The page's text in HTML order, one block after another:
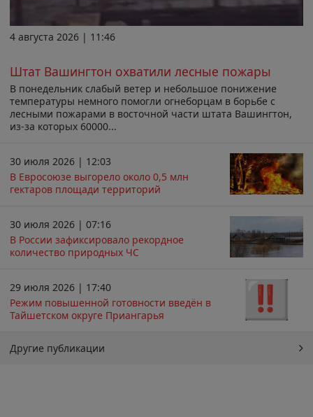
4 августа 2026 | 11:46
Штат Вашингтон охватили лесные пожары
В понедельник слабый ветер и небольшое понижение
температуры немного помогли огнеборцам в борьбе с
лесными пожарами в восточной части штата Вашингтон,
из-за которых 60000...
30 июля 2026 | 12:03
В Евросоюзе выгорело около 0,5 млн
гектаров площади территорий
30 июля 2026 | 07:16
В России зафиксировало рекордное
количество природных ЧС
29 июля 2026 | 17:40
Режим повышенной готовности введён в
Тайшетском округе Приангарья
Другие публикации